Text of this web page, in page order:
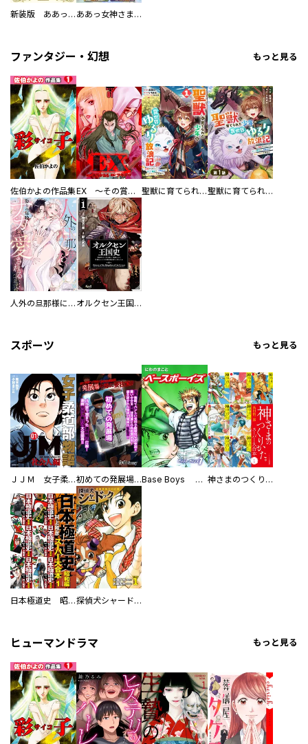
新装版 ああっ女神さまっ ああっ女神さまっ 超合本版
ファンタジー・幻想 もっと見る
佐伯かよの作品集 EX ～その賞金稼ぎは、世界の出口を探す～【単行本版】 聖獣に育てられた少年の異世界ゆるり放浪記～神様からもらったチート魔法で、仲間たちとスローライフを満喫中～ 聖獣に育てられた少年の異世界ゆるり放浪記～神様からもらったチート魔法で、仲間たちとスローライフを満喫中～【分冊版】
人外の旦那様に娶られ毎晩ナカまで愛される…。アンソロジー オルクセン王国史
スポーツ もっと見る
ＪＪＭ 女子柔道部物語 社会人編 初めての発展場 【白抜き修正版】 Base Boys 新装版 神さまのつくりかた。スーパー大合本
日本極道史 昭和編 スーパー大合本 探偵犬シャードック（新装版）
ヒューマンドラマ もっと見る